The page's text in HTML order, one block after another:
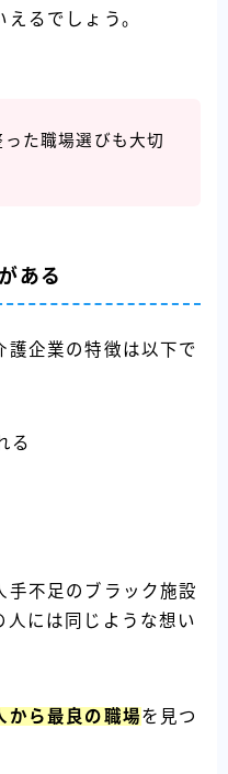
るでしょう。
た職場選びも大切
ある
護企業の特徴は以下で
る
手不足のブラック施設
人には同じような想い
から最良の職場を見つ